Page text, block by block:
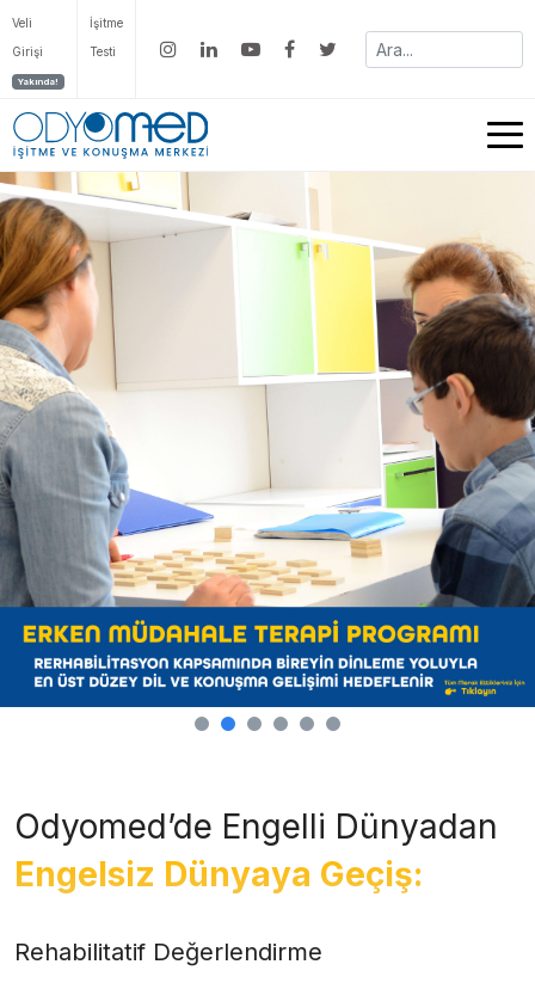
Veli
Girişi
Yakında!
İşitme
Testi
Odyomed’de Engelli Dünyadan
Engelsiz Dünyaya Geçiş:
Rehabilitatif Değerlendirme